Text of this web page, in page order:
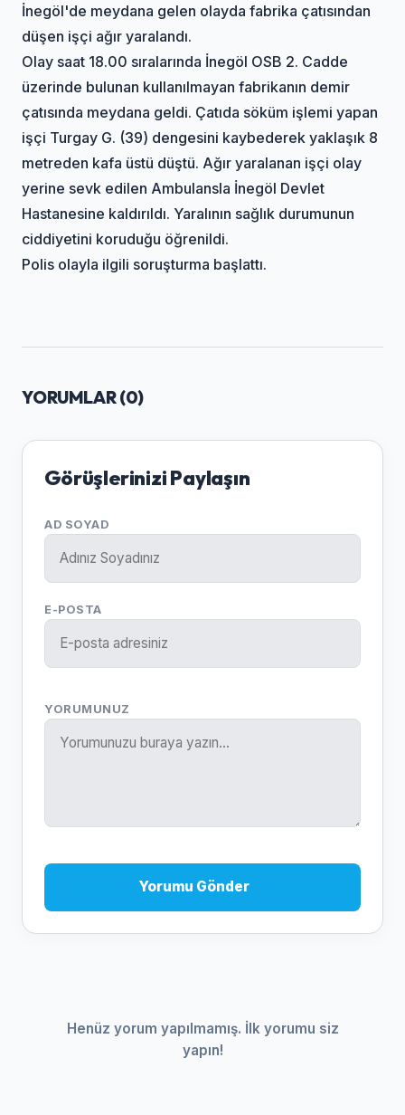
İnegöl'de meydana gelen olayda fabrika çatısından
düşen işçi ağır yaralandı.
Olay saat 18.00 sıralarında İnegöl OSB 2. Cadde
üzerinde bulunan kullanılmayan fabrikanın demir
çatısında meydana geldi. Çatıda söküm işlemi yapan
işçi Turgay G. (39) dengesini kaybederek yaklaşık 8
metreden kafa üstü düştü. Ağır yaralanan işçi olay
yerine sevk edilen Ambulansla İnegöl Devlet
Hastanesine kaldırıldı. Yaralının sağlık durumunun
ciddiyetini koruduğu öğrenildi.
Polis olayla ilgili soruşturma başlattı.
YORUMLAR (0)
Görüşlerinizi Paylaşın
AD SOYAD
E-POSTA
YORUMUNUZ
Yorumu Gönder
Henüz yorum yapılmamış. İlk yorumu siz
yapın!